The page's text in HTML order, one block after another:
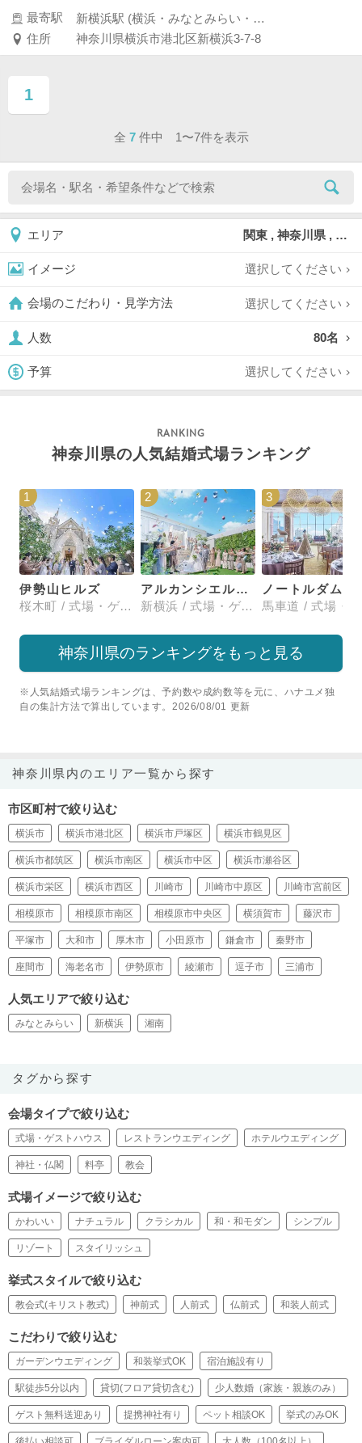
最寄駅
新横浜駅 (横浜・みなとみらい・新横浜・川崎)
住所
神奈川県横浜市港北区新横浜3-7-8
1
ページ目
全 7 件中 1〜7件を表示
エリア 関東 , 神奈川県 , 新横浜
イメージ 選択してください
会場のこだわり・見学方法 選択してください
人数 80名
予算 選択してください
神奈川県の人気結婚式場ランキング
1
伊勢山ヒルズ
桜木町 / 式場・ゲストハウス
2
アルカンシエル横浜 luxemariage
新横浜 / 式場・ゲストハウス
3
神奈川県のランキングをもっと見る
※人気結婚式場ランキングは、予約数や成約数等を元に、ハナユメ独
自の集計方法で算出しています。2026/08/01 更新
神奈川県内のエリア一覧から探す
市区町村で絞り込む
横浜市 横浜市港北区 横浜市戸塚区 横浜市鶴見区
横浜市都筑区 横浜市南区 横浜市中区 横浜市瀬谷区
横浜市栄区 横浜市西区 川崎市 川崎市中原区 川崎市宮前区
相模原市 相模原市南区 相模原市中央区 横須賀市 藤沢市
平塚市 大和市 厚木市 小田原市 鎌倉市 秦野市
座間市 海老名市 伊勢原市 綾瀬市 逗子市 三浦市
人気エリアで絞り込む
みなとみらい 新横浜 湘南
タグから探す
会場タイプで絞り込む
式場・ゲストハウス レストランウエディング ホテルウエディング
神社・仏閣 料亭 教会
式場イメージで絞り込む
かわいい ナチュラル クラシカル 和・和モダン シンプル
リゾート スタイリッシュ
挙式スタイルで絞り込む
教会式(キリスト教式) 神前式 人前式 仏前式 和装人前式
こだわりで絞り込む
ガーデンウエディング 和装挙式OK 宿泊施設有り
駅徒歩5分以内 貸切(フロア貸切含む) 少人数婚（家族・親族のみ）
ゲスト無料送迎あり 提携神社有り ペット相談OK 挙式のみOK